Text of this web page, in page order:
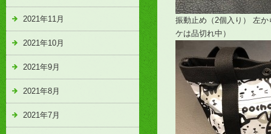
振動止め（2個入り） 左
ケは品切れ中）
2021年11月
2021年10月
2021年9月
2021年8月
2021年7月